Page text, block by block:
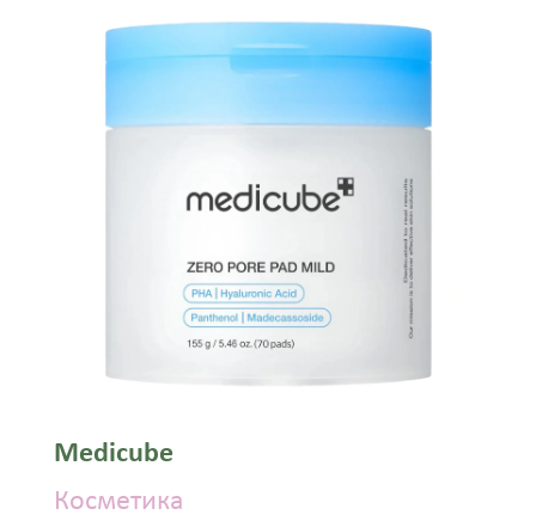
Medicube
Косметика